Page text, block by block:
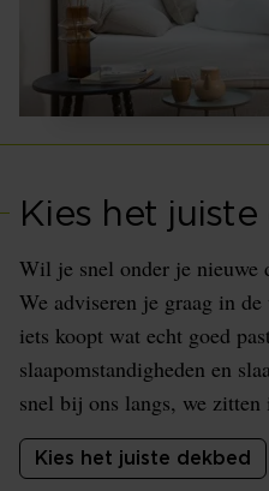
Kies het
Wil je snel onder je nieuwe
We adviseren je graag in
iets koopt wat echt goed
slaapomstandigheden en
snel bij ons langs, we zitten
Kies het juiste dekbed